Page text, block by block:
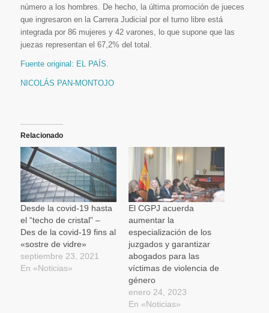
número a los hombres. De hecho, la última promoción de jueces
que ingresaron en la Carrera Judicial por el turno libre está
integrada por 86 mujeres y 42 varones, lo que supone que las
juezas representan el 67,2% del total.
Fuente original: EL PAÍS.
NICOLÁS PAN-MONTOJO
Relacionado
Desde la covid-19 hasta
el “techo de cristal” –
Des de la covid-19 fins al
«sostre de vidre»
septiembre 23, 2021
En «Noticias»
El CGPJ acuerda
aumentar la
especialización de los
juzgados y garantizar
abogados para las
víctimas de violencia de
género
enero 24, 2023
En «Noticias»